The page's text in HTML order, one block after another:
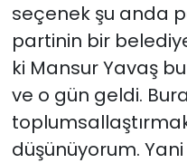
seçenek şu anda
partinin bir
ki Mansur Yavaş
ve o gün geldi.
düşünüyorum.